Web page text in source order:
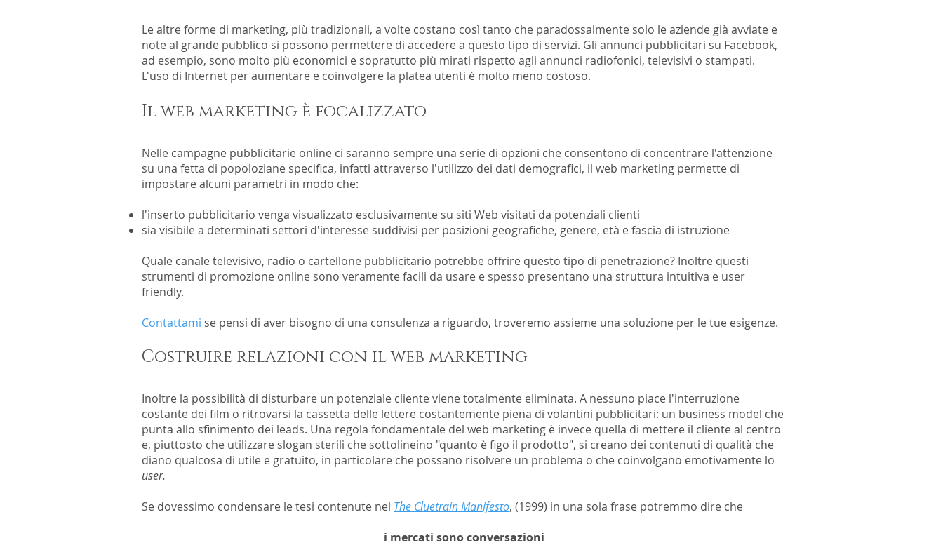
Le altre forme di marketing, più tradizionali, a volte costano così tanto che paradossalmente solo le aziende già avviate e
note al grande pubblico si possono permettere di accedere a questo tipo di servizi. Gli annunci pubblicitari su Facebook,
ad esempio, sono molto più economici e sopratutto più mirati rispetto agli annunci radiofonici, televisivi o stampati.
L'uso di Internet per aumentare e coinvolgere la platea utenti è molto meno costoso.
Il web marketing è focalizzato
Nelle campagne pubblicitarie online ci saranno sempre una serie di opzioni che consentono di concentrare l'attenzione
su una fetta di popoloziane specifica, infatti attraverso l'utilizzo dei dati demografici, il web marketing permette di
impostare alcuni parametri in modo che:
l'inserto pubblicitario venga visualizzato esclusivamente su siti Web visitati da potenziali clienti
sia visibile a determinati settori d'interesse suddivisi per posizioni geografiche, genere, età e fascia di istruzione
Quale canale televisivo, radio o cartellone pubblicitario potrebbe offrire questo tipo di penetrazione? Inoltre questi
strumenti di promozione online sono veramente facili da usare e spesso presentano una struttura intuitiva e user
friendly.
Contattami se pensi di aver bisogno di una consulenza a riguardo, troveremo assieme una soluzione per le tue esigenze.
Costruire relazioni con il web marketing
Inoltre la possibilità di disturbare un potenziale cliente viene totalmente eliminata. A nessuno piace l'interruzione
costante dei film o ritrovarsi la cassetta delle lettere costantemente piena di volantini pubblicitari: un business model che
punta allo sfinimento dei leads. Una regola fondamentale del web marketing è invece quella di mettere il cliente al centro
e, piuttosto che utilizzare slogan sterili che sottolineino "quanto è figo il prodotto", si creano dei contenuti di qualità che
diano qualcosa di utile e gratuito, in particolare che possano risolvere un problema o che coinvolgano emotivamente lo
user.
Se dovessimo condensare le tesi contenute nel The Cluetrain Manifesto, (1999) in una sola frase potremmo dire che
i mercati sono conversazioni